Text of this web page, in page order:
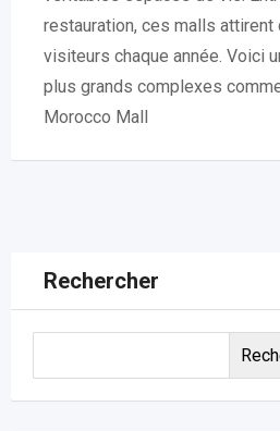
restauration, ces malls
visiteurs chaque année. Voici
plus grands complexes
Morocco Mall
Rechercher